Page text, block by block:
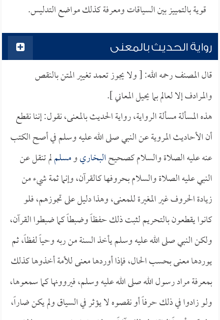
قوية بالتمييز بين السياقات ومعرفة كذلك مواضع التدليس.
رواية الحديث بالمعنى
قال المصنف رحمه الله: [ ولا يجوز تعمد تغيير المتن بالنقص
والمرادف إلا لعالم بما يحيل المعاني ].
هذه المسألة مسألة الرواية، رواية الحديث بالمعنى، نقول: إننا نقطع
أن الأحاديث المروية عن النبي صلى الله عليه وسلم في أصح الكتب
عنه عليه الصلاة والسلام كصحيحالبخاريومسلملم تنقل عن
النبي عليه الصلاة والسلام بحروفها كالقرآن، وإنما ثمة شيء من
زيادة الحروف غير المغيرة للمعنى، وهذا دليل على تجوزهم، فلو
كانوا يقطعون بالتحريم لثبت ذلك حفظاً وضبطاً كما ضبطوا القرآن،
ولكن النبي صلى الله عليه وسلم يأخذ السنة من ربه وحياً لفظاً، ثم
يوردها معنى بحسب الحال، فإذا أوردها معنى للأمة أخذوها كذلك
بمعرفة مراد رسول الله صلى الله عليه وسلم، فيروونها كما سمعوها،
ولو زادوا في ذلك حرفاً أو نقصوه لا يؤثر في السياق ولم يكن ضاراً،